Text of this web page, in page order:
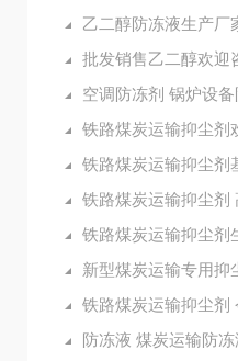
乙二醇防冻液生产厂
批发销售乙二醇欢迎
空调防冻剂 锅炉设
铁路煤炭运输抑尘剂
铁路煤炭运输抑尘剂
铁路煤炭运输抑尘剂
铁路煤炭运输抑尘剂
新型煤炭运输专用抑
铁路煤炭运输抑尘剂
防冻液 煤炭运输防冻